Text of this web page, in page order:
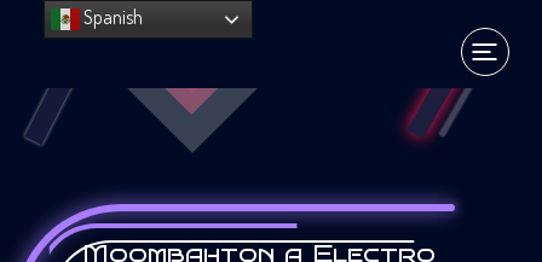
Moombahton a Electro
Spanish